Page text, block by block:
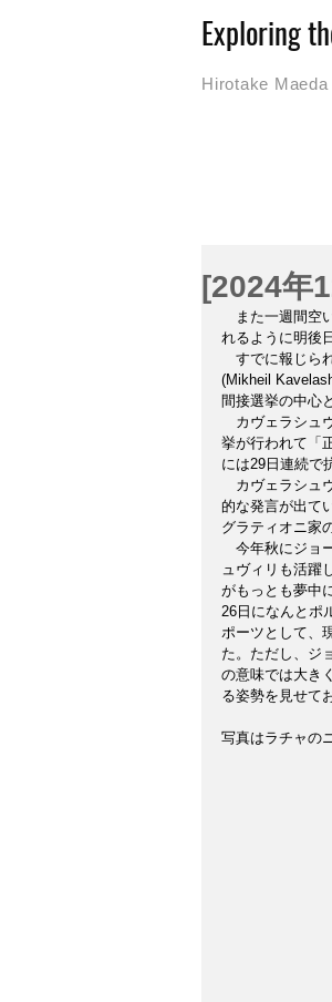
Exploring
Hirotake Maeda
[2024年
また一週間空
れるように明後
すでに報じら
(Mikheil
間接選挙の中心
カヴェラシュ
挙が行われて「
には29日連続で
カヴェラシュ
的な発言が出て
グラティオニ家
今年秋にジョ
ュヴィリも活躍
がもっとも夢中
26日になんとポ
ポーツとして、
た。ただし、ジ
の意味では大き
る姿勢を見せて
写真はラチャの